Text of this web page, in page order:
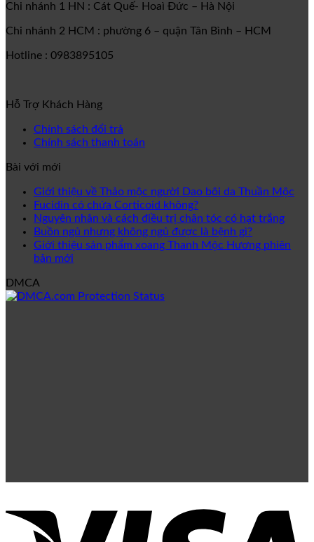
Chi nhánh 1 HN : Cát Quế- Hoaì Đức – Hà Nội
Chi nhánh 2 HCM : phường 6 – quận Tân Bình – HCM
Hotline : 0983895105
Hỗ Trợ Khách Hàng
Chính sách đổi trả
Chính sách thanh toán
Bài với mới
Giới thiệu về Thảo mộc người Dao bôi da Thuần Mộc
Fucidin có chứa Corticoid không?
Nguyên nhân và cách điều trị chân tóc có hạt trắng
Buồn ngủ nhưng không ngủ được là bệnh gì?
Giới thiệu sản phẩm xoang Thanh Mộc Hương phiên
bản mới
DMCA